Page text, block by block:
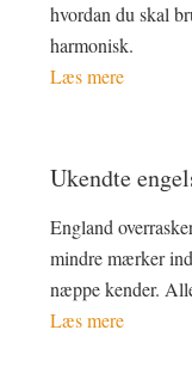
hvordan du skal
harmonisk.
Læs mere
Ukendte
England
mindre mærker
næppe kender.
Læs mere